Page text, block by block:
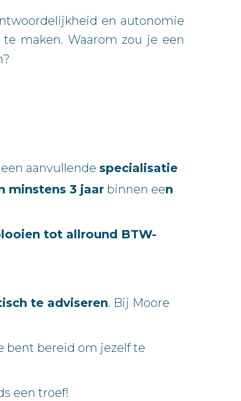
en autonomie
maken. Waarom zou je een
aanvullende specialisatie
minstens 3 jaar binnen een
tot allround BTW-
te adviseren. Bij Moore
bent bereid om jezelf te
een troef!